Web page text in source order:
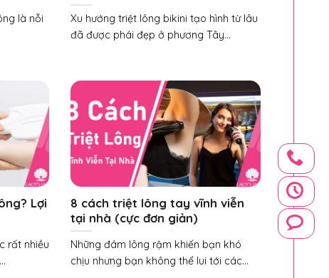
là nỗi
Xu hướng triệt lông bikini tạo hình từ lâu
đã được phái đẹp ở phương Tây...
Lợi
rất nhiều
8 cách triệt lông tay vĩnh viễn
tại nhà (cực đơn giản)
Những đám lông rậm khiến bạn khó
chịu nhưng bạn không thể lui tới các...